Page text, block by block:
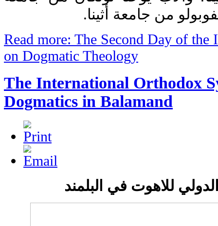
من جامعة أثينا.
Read more: The Second Day of the
on Dogmatic Theology
The International Orthodox
Dogmatics in Balamand
للاهوت في البلمند